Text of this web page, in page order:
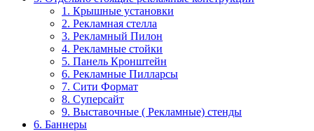
1. Крышные установки
2. Рекламная стелла
3. Рекламный Пилон
4. Рекламные стойки
5. Панель Кронштейн
6. Рекламные Пилларсы
7. Сити Формат
8. Суперсайт
9. Выставочные ( Рекламные) стенды
6. Баннеры